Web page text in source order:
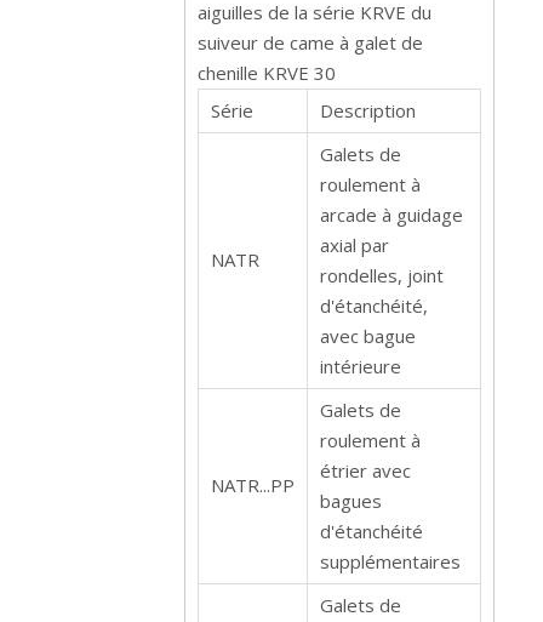
aiguilles de la série KRVE du
suiveur de came à galet de
chenille KRVE 30
Série
Description
NATR
Galets de
roulement à
arcade à guidage
axial par
rondelles, joint
d'étanchéité,
avec bague
intérieure
NATR...PP
Galets de
roulement à
étrier avec
bagues
d'étanchéité
supplémentaires
Galets de